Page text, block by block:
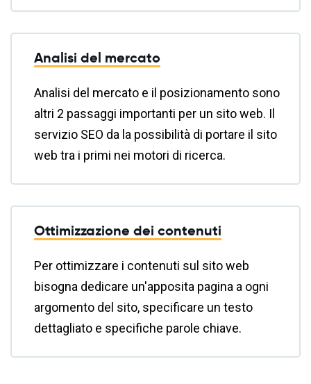
Analisi del mercato
Analisi del mercato e il posizionamento sono
altri 2 passaggi importanti per un sito web. Il
servizio SEO da la possibilità di portare il sito
web tra i primi nei motori di ricerca.
Ottimizzazione dei contenuti
Per ottimizzare i contenuti sul sito web
bisogna dedicare un'apposita pagina a ogni
argomento del sito, specificare un testo
dettagliato e specifiche parole chiave.